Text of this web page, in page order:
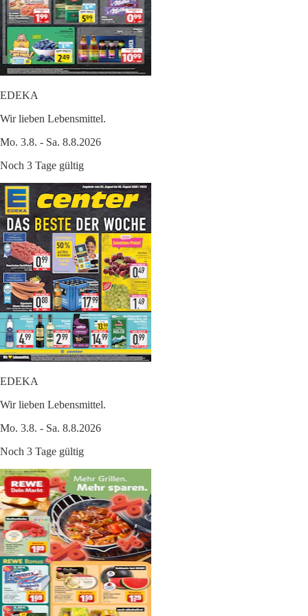
EDEKA
Wir lieben Lebensmittel.
Mo. 3.8. - Sa. 8.8.2026
Noch 3 Tage gültig
EDEKA
Wir lieben Lebensmittel.
Mo. 3.8. - Sa. 8.8.2026
Noch 3 Tage gültig